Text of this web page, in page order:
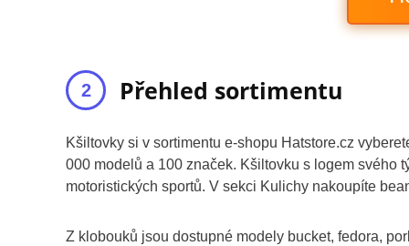
Přehled sortimentu
Kšiltovky si v sortimentu e-shopu Hatstore.cz
000 modelů a 100 značek. Kšiltovku s logem svého
motoristických sportů. V sekci Kulichy nakoupíte
Z klobouků jsou dostupné modely bucket, fedora,